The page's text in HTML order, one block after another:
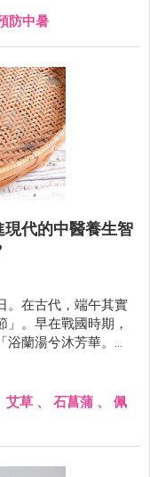
防中暑
代的中醫養生智
。在古代，端午其實
。早在戰國時期，
蘭湯兮沐芳華。」
蘭為沐浴。」可見端
以上。
艾草 、 石菖蒲 、 佩